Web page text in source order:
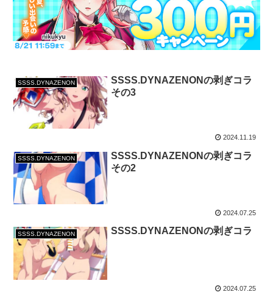
SSSS.DYNAZENON
SSSS.DYNAZENONの剥ぎコラ
その3
2024.11.19
SSSS.DYNAZENON
SSSS.DYNAZENONの剥ぎコラ
その2
2024.07.25
SSSS.DYNAZENON SSSS.DYNAZENONの剥ぎコラ
2024.07.25